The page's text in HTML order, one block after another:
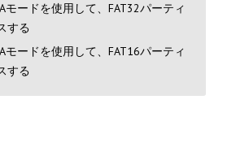
モードを使用して、FAT32パーティ
する
モードを使用して、FAT16パーティ
する